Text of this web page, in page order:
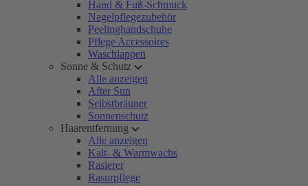
Hand & Fuß-Schmuck
Nagelpflegezubehör
Peelinghandschuhe
Pflege Accessoires
Waschlappen
Sonne & Schutz
Alle anzeigen
After Sun
Selbstbräuner
Sonnenschutz
Haarentfernung
Alle anzeigen
Kalt- & Warmwachs
Rasierer
Rasurpflege